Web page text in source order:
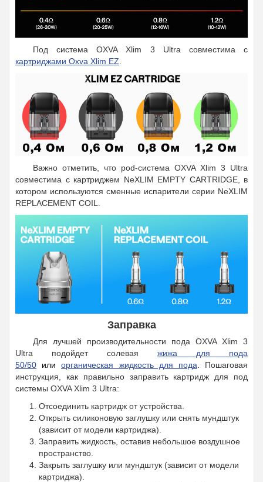
Под система OXVA Xlim 3 Ultra совместима с
картриджами Oxva Xlim EZ
Важно отметить, что pod-система OXVA Xlim 3 Ultra
совместима с картриджем NeXLIM EMPTY CARTRIDGE, в
котором используются сменные испарители серии NeXLIM
REPLACEMENT COIL.
Заправка
Для лучшей производительности пода OXVA Xlim 3
Ultra подойдет солевая жижа для пода
50/50
илиорганическая жидкость для пода
Пошаговая
инструкция, как правильно заправить картридж для под
системы OXVA Xlim 3 Ultra:
Отсоединить картридж от устройства.
Открыть силиконовую заглушку или снять мундштук
(зависит от модели картриджа).
Заправить жидкость, оставив небольшое воздушное
пространство.
Закрыть заглушку или мундштук (зависит от модели
картриджа).